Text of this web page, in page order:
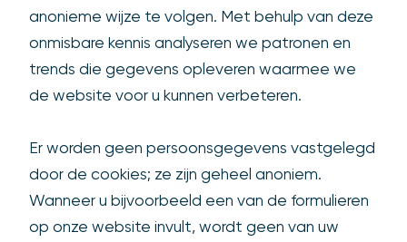
anonieme wijze te volgen. Met behulp van deze
onmisbare kennis analyseren we patronen en
trends die gegevens opleveren waarmee we
de website voor u kunnen verbeteren.
Er worden geen persoonsgegevens vastgelegd
door de cookies; ze zijn geheel anoniem.
Wanneer u bijvoorbeeld een van de formulieren
op onze website invult, wordt geen van uw